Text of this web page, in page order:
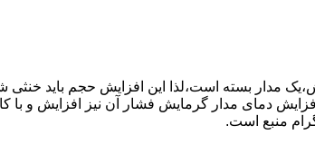
مدار بسته است،لذا این افزایش حجم باید
دمای مدار گرمایش فشار آن نیز افزایش و
منبع است.